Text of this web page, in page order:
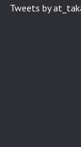
Tweets by